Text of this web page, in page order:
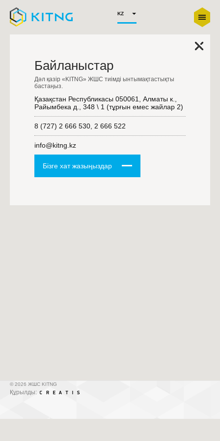
KZ
Байланыстар
Дәл қазір «KITNG» ЖШС тиімді ынтымақтастықты
бастаңыз.
Қазақстан Республикасы 050061, Алматы к.,
Райымбека д., 348 \ 1 (тұрғын емес жайлар 2)
8 (727) 2 666 530, 2 666 522
info@kitng.kz
Бізге хат жазыңыздар
© 2026 ЖШС KITNG
Құрылды: